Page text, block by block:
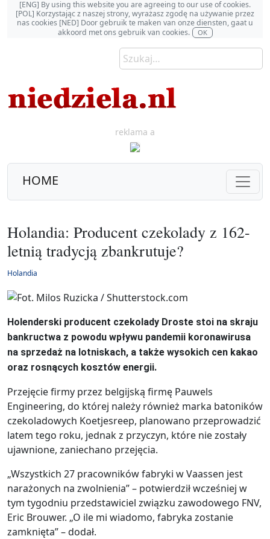
[ENG] By using this website you are agreeing to our use of cookies.
[POL] Korzystając z naszej strony, wyrażasz zgodę na używanie przez
nas cookies [NED] Door gebruik te maken van onze diensten, gaat u
akkoord met ons gebruik van cookies.
OK
reklama a
HOME
Holandia: Producent czekolady z 162-
letnią tradycją zbankrutuje?
Holandia
Holenderski producent czekolady Droste stoi na skraju
bankructwa z powodu wpływu pandemii koronawirusa
na sprzedaż na lotniskach, a także wysokich cen kakao
oraz rosnących kosztów energii.
Przejęcie firmy przez belgijską firmę Pauwels
Engineering, do której należy również marka batoników
czekoladowych Koetjesreep, planowano przeprowadzić
latem tego roku, jednak z przyczyn, które nie zostały
ujawnione, zaniechano przejęcia.
„Wszystkich 27 pracowników fabryki w Vaassen jest
narażonych na zwolnienia” – potwierdził wcześniej w
tym tygodniu przedstawiciel związku zawodowego FNV,
Eric Brouwer. „O ile mi wiadomo, fabryka zostanie
zamknięta” – dodał.